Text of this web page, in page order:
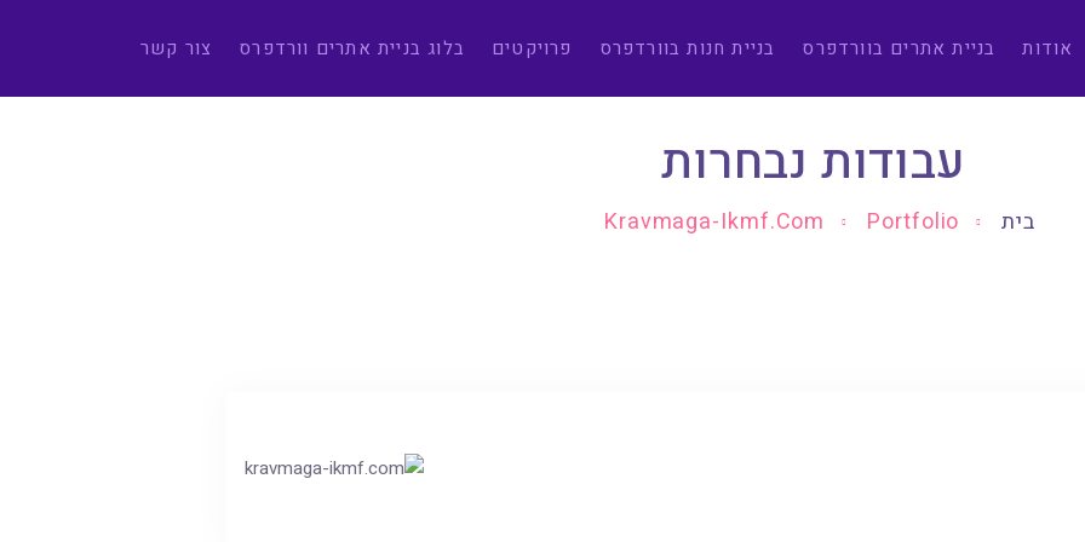
אודות בניית אתרים בוורדפרס בניית חנות בוורדפרס פרויקטים בלוג בניית אתרים וורדפרס צור קשר
עבודות נבחרות
בית Portfolio
Kravmaga-Ikmf.com